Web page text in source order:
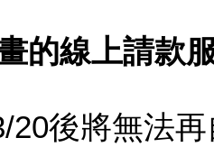
的線上請款
20後將無法